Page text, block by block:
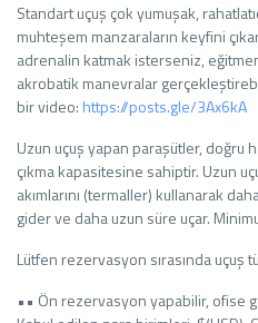
Standart uçuş çok yumuşak,
muhteşem manzaraların keyfini
adrenalin katmak isterseniz,
akrobatik manevralar
bir video: https://posts.gle/3Ax6kA
Uzun uçuş yapan paraşütler, doğru
çıkma kapasitesine sahiptir. Uzun
akımlarını (termaller) kullanarak
gider ve daha uzun süre uçar.
Lütfen rezervasyon sırasında uçuş
•• Ön rezervasyon yapabilir, ofise